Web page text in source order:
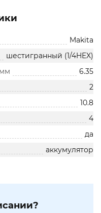
Makita
шестигранный (1/4HEX)
6.35
2
10.8
4
да
аккумулятор